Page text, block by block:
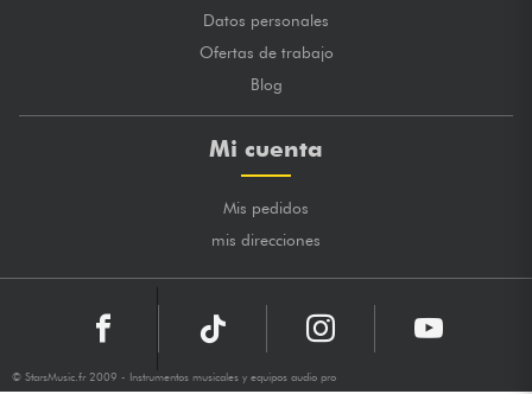
Datos personales
Ofertas de trabajo
Blog
Mi cuenta
Mis pedidos
mis direcciones
© StarsMusic.fr 2009 - Instrumentos musicales y equipos audio pro